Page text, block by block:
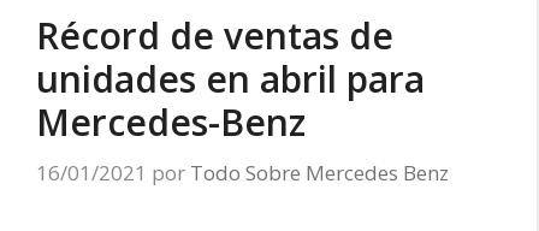
Récord de ventas de
unidades en abril para
Mercedes-Benz
16/01/2021 por Todo Sobre Mercedes Benz